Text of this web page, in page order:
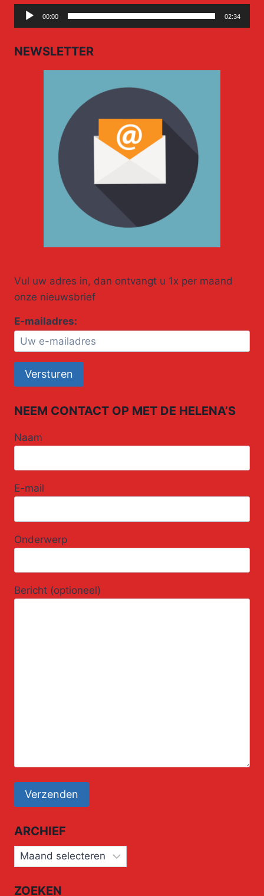
Audio
Player
00:00 02:34
NEWSLETTER
Vul uw adres in, dan ontvangt u 1x per maand
onze nieuwsbrief
E-mailadres:
NEEM CONTACT OP MET DE HELENA’S
Naam
E-mail
Onderwerp
Bericht (optioneel)
ARCHIEF
Archief
ZOEKEN